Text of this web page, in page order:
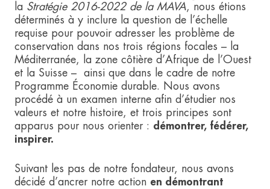
la Stratégie 2016-2022 de la MAVA, nous étions
déterminés à y inclure la question de l’échelle
requise pour pouvoir adresser les problème de
conservation dans nos trois régions focales – la
Méditerranée, la zone côtière d’Afrique de l’Ouest
et la Suisse – ainsi que dans le cadre de notre
Programme Économie durable. Nous avons
procédé à un examen interne afin d’étudier nos
valeurs et notre histoire, et trois principes sont
apparus pour nous orienter : démontrer, fédérer,
inspirer.
Suivant les pas de notre fondateur, nous avons
décidé d’ancrer notre action en démontrant